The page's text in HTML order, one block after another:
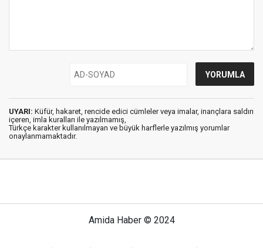
UYARI: Küfür, hakaret, rencide edici cümleler veya imalar, inançlara saldırı
içeren, imla kuralları ile yazılmamış,
Türkçe karakter kullanılmayan ve büyük harflerle yazılmış yorumlar
onaylanmamaktadır.
Amida Haber © 2024